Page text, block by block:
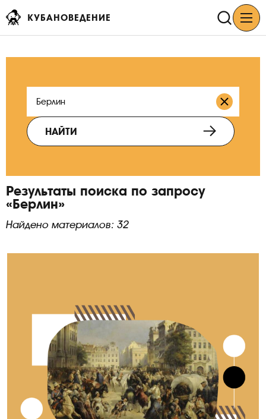
КУБАНОВЕДЕНИЕ
НАЙТИ
Результаты поиска по запросу
«Берлин»
Найдено материалов: 32